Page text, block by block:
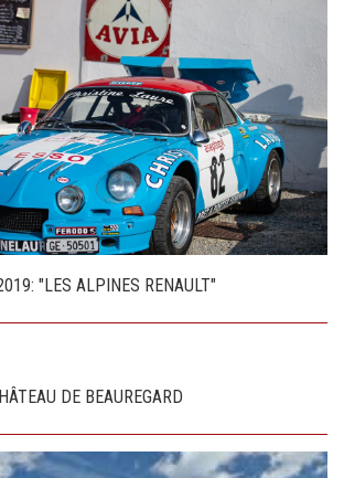
"LES ALPINES RENAULT"
DE BEAUREGARD